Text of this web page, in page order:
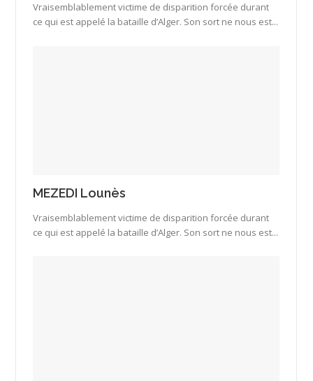
Vraisemblablement victime de disparition forcée durant
ce qui est appelé la bataille d’Alger. Son sort ne nous est...
MEZEDI Lounès
Vraisemblablement victime de disparition forcée durant
ce qui est appelé la bataille d’Alger. Son sort ne nous est...